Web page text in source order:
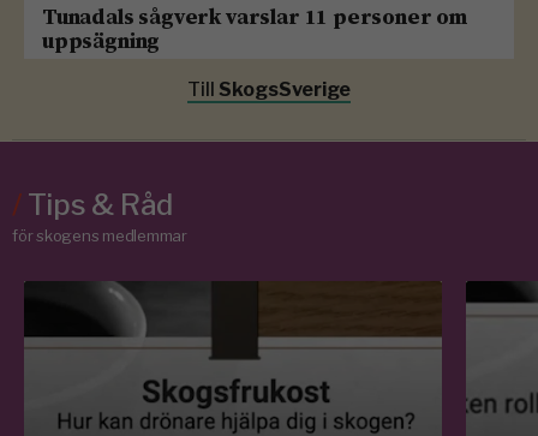
Tunadals sågverk varslar 11 personer om
uppsägning
Till SkogsSverige
/Tips & Råd
för skogens medlemmar